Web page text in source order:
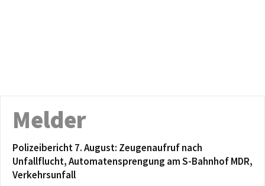
Melder
Polizeibericht 7. August: Zeugenaufruf nach
Unfallflucht, Automatensprengung am S-Bahnhof MDR,
Verkehrsunfall